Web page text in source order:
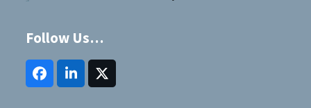
Follow Us…
FacebookLinkedInTwitter
(deprecated)